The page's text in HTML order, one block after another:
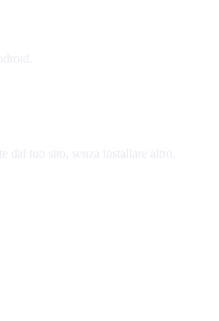
tuo sito, senza installare altro.